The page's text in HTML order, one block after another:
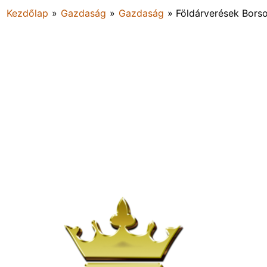
Kezdőlap » Gazdaság » Gazdaság » Földárverések